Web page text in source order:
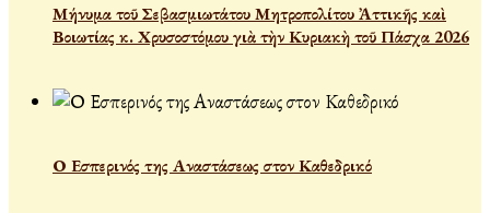
Μήνυμα τοῦ Σεβασμιωτάτου Μητροπολίτου Ἀττικῆς καὶ
Βοιωτίας κ. Χρυσοστόμου γιὰ τὴν Κυριακὴ τοῦ Πάσχα 2026
Ο Εσπερινός της Αναστάσεως στον Καθεδρικό